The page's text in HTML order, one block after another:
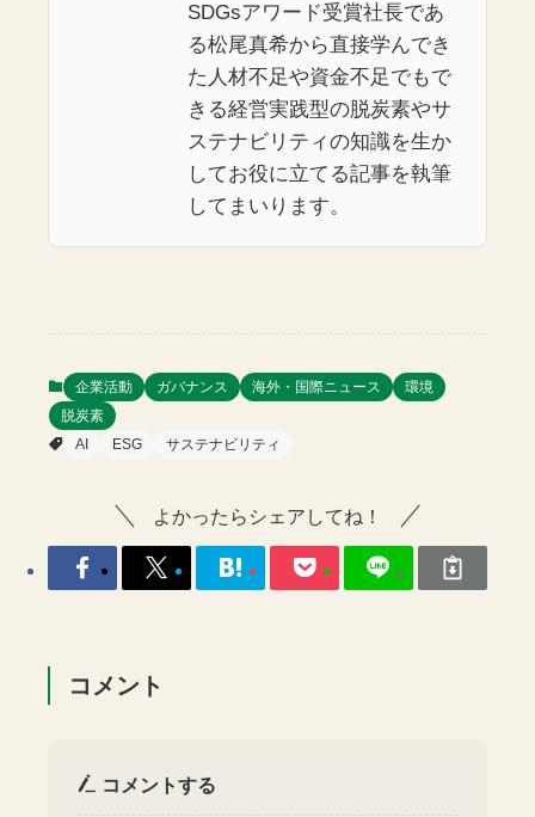
SDGsアワード受賞社長であ
る松尾真希から直接学んでき
た人材不足や資金不足でもで
きる経営実践型の脱炭素やサ
ステナビリティの知識を生か
してお役に立てる記事を執筆
してまいります。
企業活動 ガバナンス 海外・国際ニュース
環境
脱炭素
AI
ESG サステナビリティ
よかったらシェアしてね！
コメント
コメントする